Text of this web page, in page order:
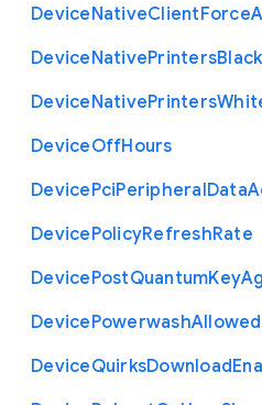
DeviceNativeClientForce
DeviceNativePrinters
DeviceNativePrinters
DeviceOffHours
DevicePciPeripheralData
DevicePolicyRefreshRate
DevicePostQuantumKey
DevicePowerwashAllowed
DeviceQuirksDownload